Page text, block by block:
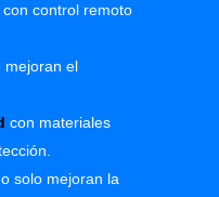
con control remoto
mejoran el
con materiales
solo mejoran la